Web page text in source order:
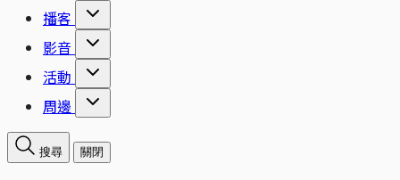
播客
影音
活動
周邊
搜尋 關閉